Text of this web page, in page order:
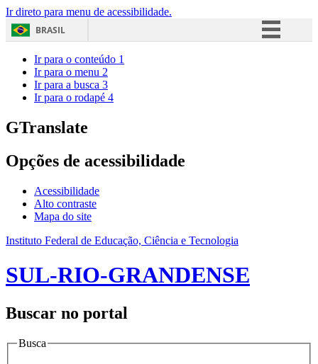
Ir direto para menu de acessibilidade.
BRASIL
Ir para o conteúdo 1
Ir para o menu 2
Ir para a busca 3
Ir para o rodapé 4
GTranslate
Opções de acessibilidade
Acessibilidade
Alto contraste
Mapa do site
Instituto Federal de Educação, Ciência e Tecnologia
SUL-RIO-GRANDENSE
Buscar no portal
Busca